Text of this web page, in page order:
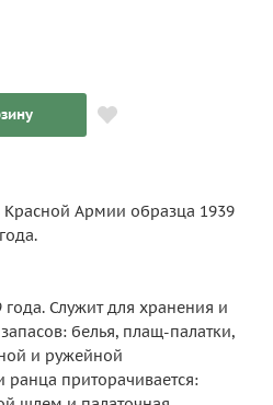
Армии образца 1939
Служит для хранения и
белья, плащ-палатки,
и ружейной
приторачивается: